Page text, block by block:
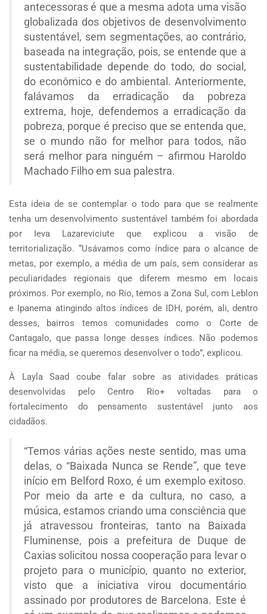
antecessoras é que a mesma adota uma visão
globalizada dos objetivos de desenvolvimento
sustentável, sem segmentações, ao contrário,
baseada na integração, pois, se entende que a
sustentabilidade depende do todo, do social,
do econômico e do ambiental. Anteriormente,
falávamos da erradicação da pobreza
extrema, hoje, defendemos a erradicação da
pobreza, porque é preciso que se entenda que,
se o mundo não for melhor para todos, não
será melhor para ninguém – afirmou Haroldo
Machado Filho em sua palestra.
Esta ideia de se contemplar o todo para que se realmente
tenha um desenvolvimento sustentável também foi abordada
por Ieva Lazareviciute que explicou a visão de
territorialização. “Usávamos como índice para o alcance de
metas, por exemplo, a média de um país, sem considerar as
peculiaridades regionais que diferem mesmo em locais
próximos. Por exemplo, no Rio, temos a Zona Sul, com Leblon
e Ipanema atingindo altos índices de IDH, porém, ali, dentro
desses, bairros temos comunidades como o Corte de
Cantagalo, que passa longe desses índices. Não podemos
ficar na média, se queremos desenvolver o todo”, explicou.
À Layla Saad coube falar sobre as atividades práticas
desenvolvidas pelo Centro Rio+ voltadas para o
fortalecimento do pensamento sustentável junto aos
cidadãos.
“Temos várias ações neste sentido, mas uma
delas, o “Baixada Nunca se Rende”, que teve
início em Belford Roxo, é um exemplo exitoso.
Por meio da arte e da cultura, no caso, a
música, estamos criando uma consciência que
já atravessou fronteiras, tanto na Baixada
Fluminense, pois a prefeitura de Duque de
Caxias solicitou nossa cooperação para levar o
projeto para o município, quanto no exterior,
visto que a iniciativa virou documentário
assinado por produtores de Barcelona. Este é